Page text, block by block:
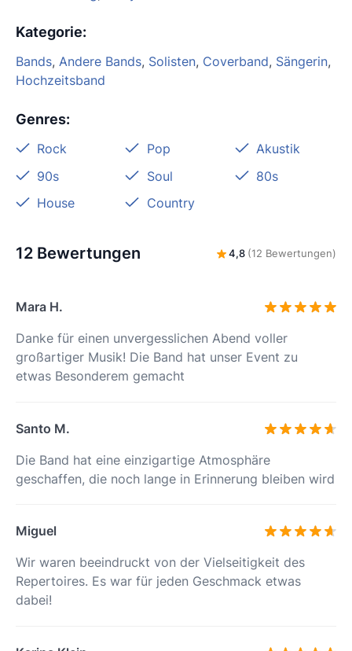
Kategorie:
Bands, Andere Bands, Solisten, Coverband, Sängerin,
Hochzeitsband
Genres:
Rock Pop
Akustik
90s
Soul
80s
House
Country
12 Bewertungen 4,8 (12 Bewertungen)
Mara H.
Danke für einen unvergesslichen Abend voller
großartiger Musik! Die Band hat unser Event zu
etwas Besonderem gemacht
Santo M.
Die Band hat eine einzigartige Atmosphäre
geschaffen, die noch lange in Erinnerung bleiben wird
Miguel
Wir waren beeindruckt von der Vielseitigkeit des
Repertoires. Es war für jeden Geschmack etwas
dabei!